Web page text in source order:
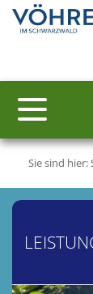
Sie sind hier: